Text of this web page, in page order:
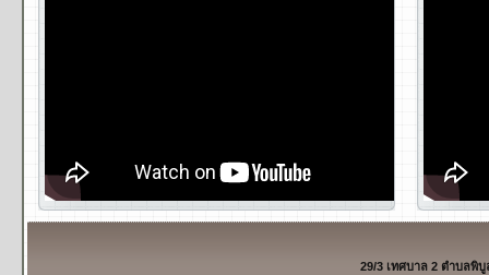
29/3 เทศบาล 2 ตำบลพิ